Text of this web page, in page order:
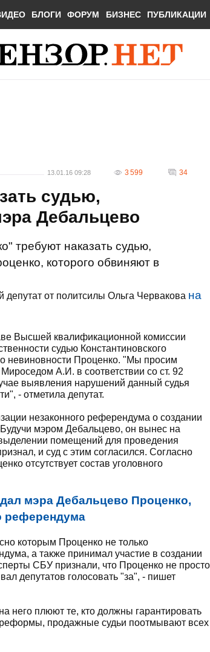
БЛОГИ ФОРУМ БИЗНЕС ПУБЛИКАЦИИ
13.01.16 09:28 3 599 34
судью,
Дебальцево
требуют наказать судью,
которого обвиняют в
депутат от политсилы Ольга Червакова на
Высшей квалификационной комиссии
судью Константиновского
невиновности Проценко. "Мы просим
А.И. в соответствии со ст. 92
выявления нарушений данный судья
- отметила депутат.
незаконного референдума о создании
мэром Дебальцево, он вынес на
помещений для проведения
и суд с этим согласился. Согласно
отсутствует состав уголовного
мэра Дебальцево Проценко,
референдума
которым Проценко не только
а также принимал участие в создании
СБУ признали, что Проценко не просто
депутатов голосовать "за", - пишет
него плюют те, кто должны гарантировать
продажные судьи поотмывают всех